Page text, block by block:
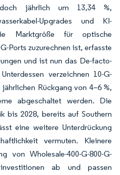
jährlich um 13,34 %,
Upgrades und KI-
Marktgröße für optische
Ports zuzurechnen ist, erfasste
und ist nun das De-facto-
verzeichnen 10-G-
Rückgang von 4–6 %,
abgeschaltet werden. Die
bis 2028, bereits auf Southern
eine weitere Unterdrückung
vermuten. Kleinere
von Wholesale-400-G-800-G-
ab und passen